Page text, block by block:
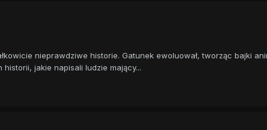
nieprawdziwe historie. Gatunek ewoluował, tworząc bajki
jakie napisali ludzie mający...